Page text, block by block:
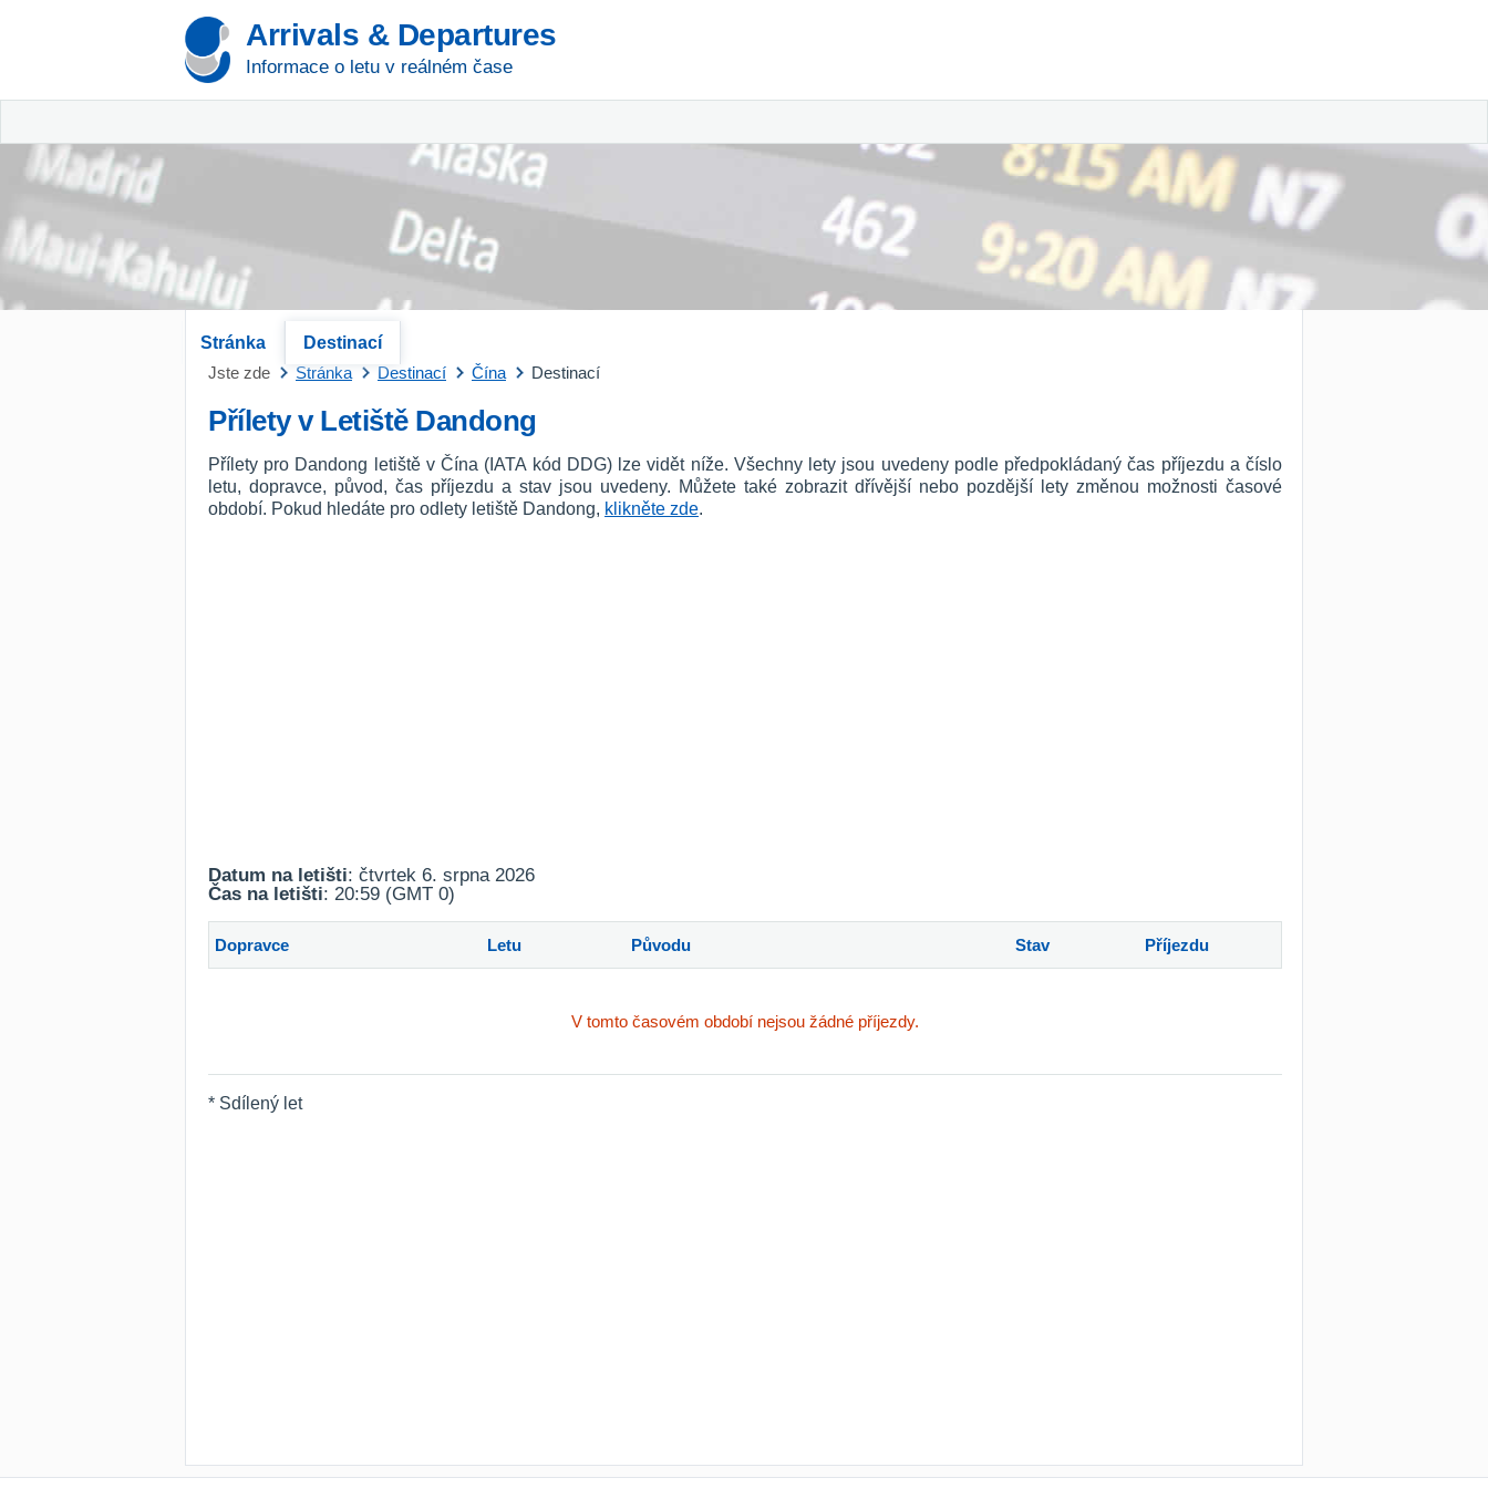
Arrivals & Departures
Informace o letu v reálném čase
Stránka
Destinací
Jste zde
Stránka Destinací Čína Destinací
Přílety v Letiště Dandong
Přílety pro Dandong letiště v Čína (IATA kód DDG) lze vidět níže. Všechny lety jsou uvedeny podle předpokládaný čas příjezdu a číslo
letu, dopravce, původ, čas příjezdu a stav jsou uvedeny. Můžete také zobrazit dřívější nebo pozdější lety změnou možnosti časové
období. Pokud hledáte pro odlety letiště Dandong, klikněte zde.
Datum na letišti: čtvrtek 6. srpna 2026
Čas na letišti: 20:59 (GMT 0)
Dopravce Letu Původu Stav Příjezdu
V tomto časovém období nejsou žádné příjezdy.
* Sdílený let